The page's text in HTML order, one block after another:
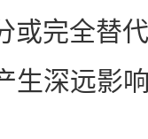
或完全替
生深远影